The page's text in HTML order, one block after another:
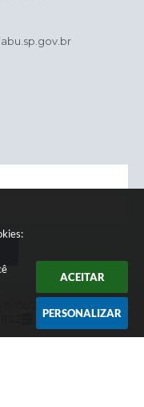
ACEITAR
PERSONALIZAR
Dados Abertos